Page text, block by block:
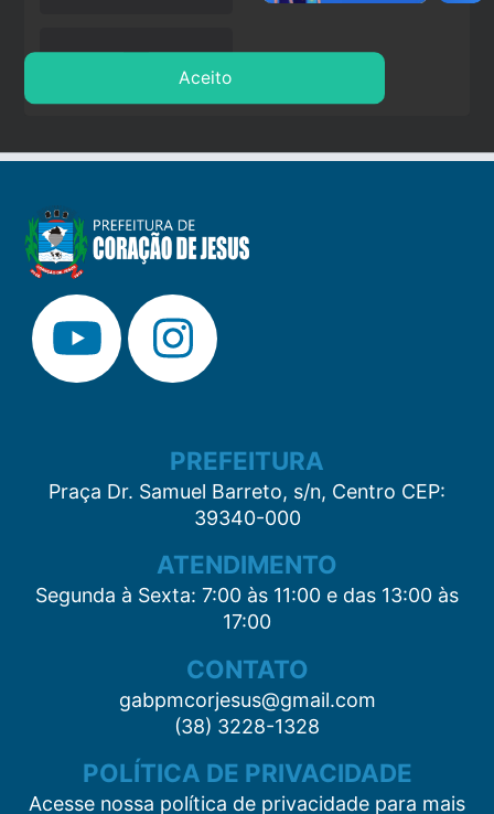
stop
PREFEITURA
Praça Dr. Samuel Barreto, s/n, Centro CEP:
39340-000
ATENDIMENTO
Segunda à Sexta: 7:00 às 11:00 e das 13:00 às
17:00
CONTATO
gabpmcorjesus@gmail.com
(38) 3228-1328
POLÍTICA DE PRIVACIDADE
Acesse nossa política de privacidade para mais
Aceito